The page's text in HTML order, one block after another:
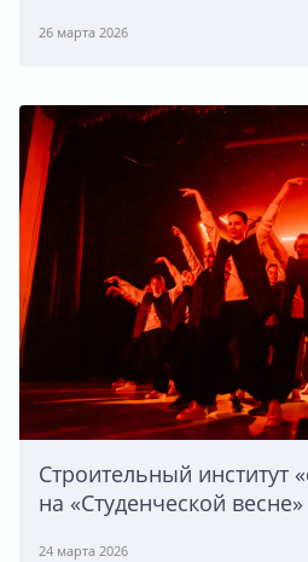
26 марта 2026
Строительный институт
на «Студенческой весне»
24 марта 2026